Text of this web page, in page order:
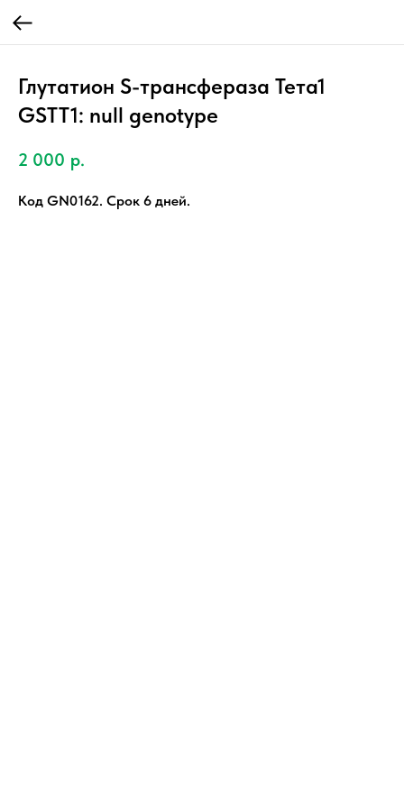
Глутатион S-трансфераза Тета1
GSTT1: null genotype
2 000 р.
Код GN0162. Срок 6 дней.